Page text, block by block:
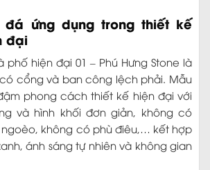
ứng dụng trong thiết kế
đại
hiện đại 01 – Phú Hưng Stone là
cổng và ban công lệch phải. Mẫu
phong cách thiết kế hiện đại với
và hình khối đơn giản, không có
không có phù điêu,… kết hợp
ánh sáng tự nhiên và không gian